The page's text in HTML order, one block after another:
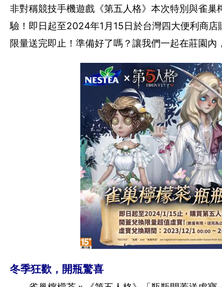
非對稱競技手機遊戲《第五人格》本次特別與雀
驗！即日起至2024年1月15日於台灣四大便利商
限量送完即止！準備好了嗎？讓我們一起在莊園內
冬季狂歡，開瓶驚喜